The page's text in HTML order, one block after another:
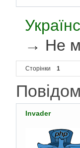
→ Не
Сторінки 1
Invader